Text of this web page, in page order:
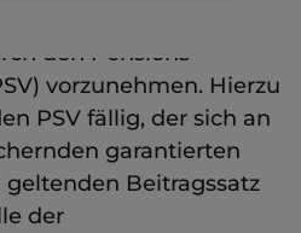
den Pensions-
vorzunehmen. Hierzu
PSV fällig, der sich an
garantierten
Beitragssatz
der